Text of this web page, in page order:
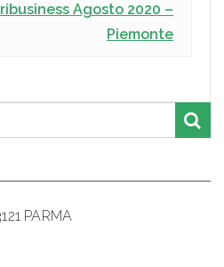
Agosto 2020 –
Piemonte
PARMA